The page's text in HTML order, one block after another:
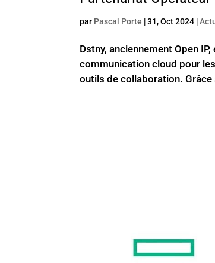
par Pascal Porte |31, Oct 2024 |
Dstny, anciennement Open
communication cloud pour
outils de collaboration. Grâce